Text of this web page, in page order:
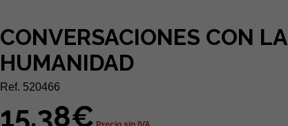
CONVERSACIONES CON LA
HUMANIDAD
Ref. 520466
15,38€